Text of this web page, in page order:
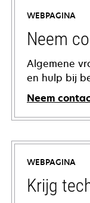
WEBPAGINA
Neem
Algemene
en hulp bij
Neem
WEBPAGINA
Krijg